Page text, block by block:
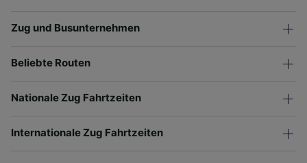
Zug und Busunternehmen
Beliebte Routen
Nationale Zug Fahrtzeiten
Internationale Zug Fahrtzeiten